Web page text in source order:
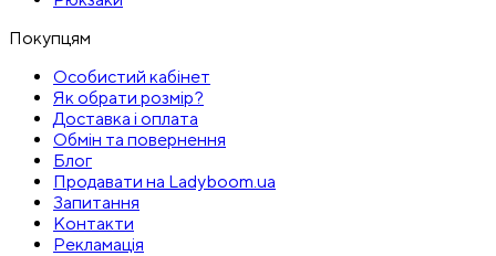
Покупцям
Особистий кабінет
Як обрати розмір?
Доставка і оплата
Обмін та повернення
Блог
Продавати на Ladyboom.ua
Запитання
Контакти
Рекламація